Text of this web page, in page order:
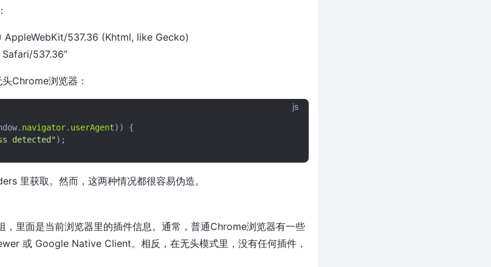
AppleWebKit/537.36 (Khtml, like Gecko)
537.36”
Chrome浏览器：
js
. navigator. userAgent))
{
detected" );
里获取。然而，这两种情况都很容易伪造。
里面是当前浏览器里的插件信息。通常，普通Chrome浏览器有一些
或 Google Native Client。相反，在无头模式里，没有任何插件，